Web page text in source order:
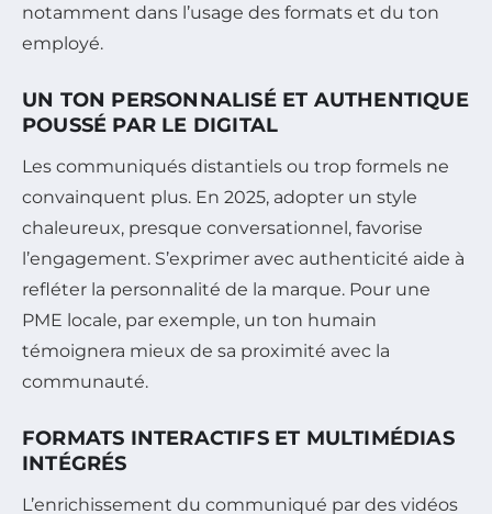
notamment dans l’usage des formats et du ton
employé.
UN TON PERSONNALISÉ ET AUTHENTIQUE
POUSSÉ PAR LE DIGITAL
Les communiqués distantiels ou trop formels ne
convainquent plus. En 2025, adopter un style
chaleureux, presque conversationnel, favorise
l’engagement. S’exprimer avec authenticité aide à
refléter la personnalité de la marque. Pour une
PME locale, par exemple, un ton humain
témoignera mieux de sa proximité avec la
communauté.
FORMATS INTERACTIFS ET MULTIMÉDIAS
INTÉGRÉS
L’enrichissement du communiqué par des vidéos